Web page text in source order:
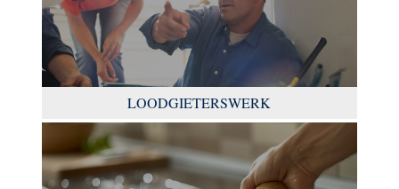
LOODGIETERSWERK